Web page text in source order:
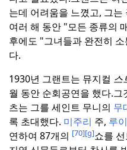
는데 어려움을 느꼈고, 그는
여러 해 동안 "모든 종류의
후에도 "그녀들과 완전히
다.
1930년 그랜트는 뮤지컬 스
월 동안 순회공연을 했다.그
츠는 그를 세인트 무니의 무
록 초대했다. 미주리 주, 루
연하여 87개의 [70][g]쇼를